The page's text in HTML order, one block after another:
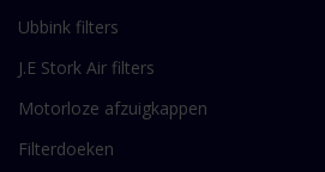
Ubbink filters
J.E Stork Air filters
Motorloze afzuigkappen
Filterdoeken